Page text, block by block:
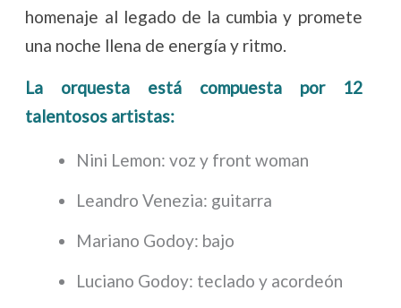
homenaje al legado de la cumbia y promete
una noche llena de energía y ritmo.
La orquesta está compuesta por 12
talentosos artistas:
Nini Lemon: voz y front woman
Leandro Venezia: guitarra
Mariano Godoy: bajo
Luciano Godoy: teclado y acordeón